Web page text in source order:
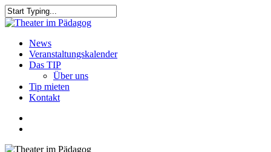
Skip
to
content
Close
search
Menu
News
Veranstaltungskalender
Das TIP
Über uns
Tip mieten
Kontakt